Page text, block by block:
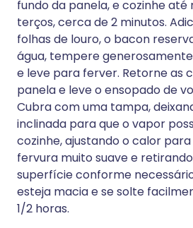
fundo da panela, e cozinhe até
terços, cerca de 2 minutos.
folhas de louro, o bacon
água, tempere
e leve para ferver. Retorne as
panela e leve o ensopado de
Cubra com uma tampa,
inclinada para que o vapor
cozinhe, ajustando o calor
fervura muito suave e
superfície conforme
esteja macia e se solte
1/2 horas.